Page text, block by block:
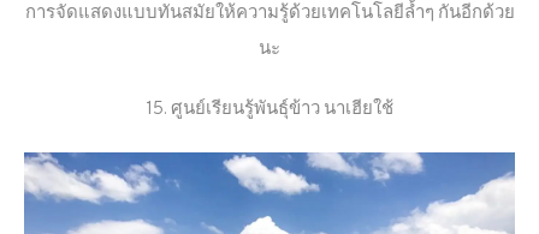
การจัดแสดงแบบทันสมัยให้ความรู้ด้วยเทคโนโลยีล้ำๆ กันอีกด้วย
นะ
15. ศูนย์เรียนรู้พันธุ์ข้าว นาเฮียใช้